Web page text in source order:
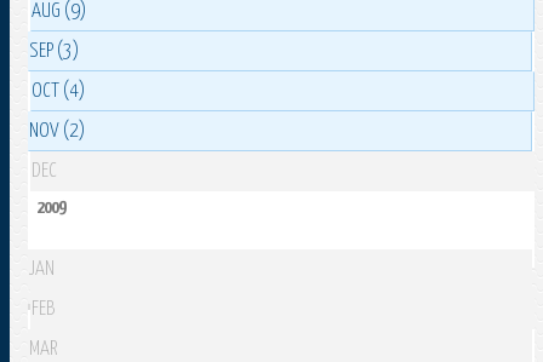
AUG (9)
SEP (3)
OCT (4)
NOV (2)
DEC
2009
JAN
FEB
MAR